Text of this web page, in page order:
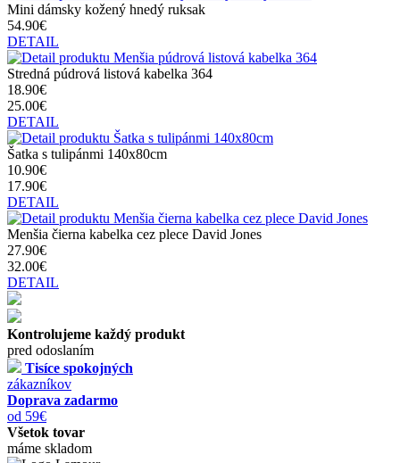
Mini dámsky kožený hnedý ruksak
54.90€
DETAIL
Stredná púdrová listová kabelka 364
18.90€
25.00€
DETAIL
Šatka s tulipánmi 140x80cm
10.90€
17.90€
DETAIL
Menšia čierna kabelka cez plece David Jones
27.90€
32.00€
DETAIL
Kontrolujeme každý produkt
pred odoslaním
Tisíce spokojných
zákazníkov
Doprava zadarmo
od 59€
Všetok tovar
máme skladom